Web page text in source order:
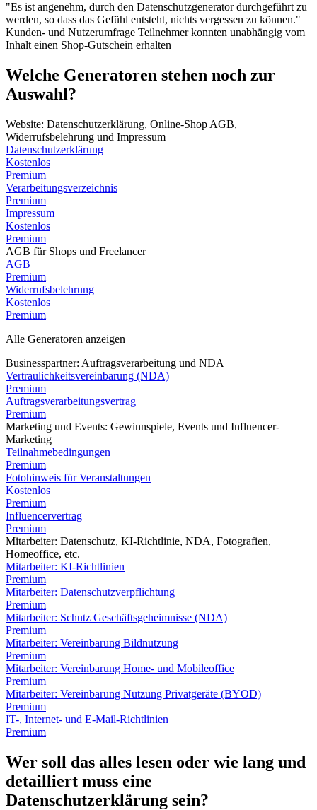
"Es ist angenehm, durch den Datenschutzgenerator durchgeführt zu
werden, so dass das Gefühl entsteht, nichts vergessen zu können."
Kunden- und Nutzerumfrage Teilnehmer konnten unabhängig vom
Inhalt einen Shop-Gutschein erhalten
Welche Generatoren stehen noch zur
Auswahl?
Website: Datenschutzerklärung, Online-Shop AGB,
Widerrufsbelehrung und Impressum
Datenschutzerklärung
Kostenlos
Premium
Verarbeitungsverzeichnis
Premium
Impressum
Kostenlos
Premium
AGB für Shops und Freelancer
AGB
Premium
Widerrufsbelehrung
Kostenlos
Premium
Alle Generatoren anzeigen
Businesspartner: Auftragsverarbeitung und NDA
Vertraulichkeitsvereinbarung (NDA)
Premium
Auftragsverarbeitungsvertrag
Premium
Marketing und Events: Gewinnspiele, Events und Influencer-
Marketing
Teilnahmebedingungen
Premium
Fotohinweis für Veranstaltungen
Kostenlos
Premium
Influencervertrag
Premium
Mitarbeiter: Datenschutz, KI-Richtlinie, NDA, Fotografien,
Homeoffice, etc.
Mitarbeiter: KI-Richtlinien
Premium
Mitarbeiter: Datenschutzverpflichtung
Premium
Mitarbeiter: Schutz Geschäftsgeheimnisse (NDA)
Premium
Mitarbeiter: Vereinbarung Bildnutzung
Premium
Mitarbeiter: Vereinbarung Home- und Mobileoffice
Premium
Mitarbeiter: Vereinbarung Nutzung Privatgeräte (BYOD)
Premium
IT-, Internet- und E-Mail-Richtlinien
Premium
Wer soll das alles lesen oder wie lang und
detailliert muss eine
Datenschutzerklärung sein?